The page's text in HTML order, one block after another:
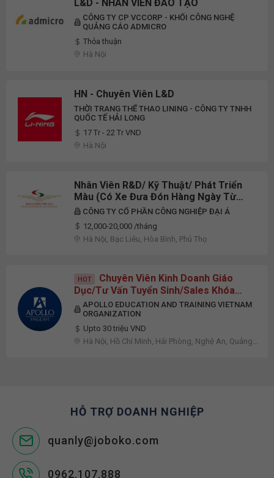
L&D - NHÂN VIÊN ĐÀO TẠO
CÔNG TY CP VCCORP - KHỐI CÔNG NGHỆ
QUẢNG CÁO ADMICRO
Thỏa thuận
Hà Nội
HN - Chuyên Viên L&D
THỜI TRANG THỂ THAO LINING - CÔNG TY TNHH
QUỐC TẾ HẢI LONG
17 Tr - 22 Tr VND
Hà Nội
Nhân Viên R&D/ Kỹ Thuật/ Phát Triển
Màu (Có Xe Đưa Đón Hàng Ngày Từ
Văn Phòng Hà Nội)
CÔNG TY CỔ PHẦN CÔNG NGHIỆP ĐẠI Á
12,000-20,000 /tháng
Hà Nội, Bạc Liêu, Hòa Bình, Phú Thọ
HOT
Chuyên Viên Kinh Doanh Giáo
Dục/Tư Vấn Tuyển Sinh/Sales Khóa
Học - Data Sẵn | Thu Nhập Upto 30M
APOLLO EDUCATION AND TRAINING VIETNAM
ORGANIZATION
Upto 30 triệu VND
Hà Nội, Hồ Chí Minh, Hải Phòng, Nghệ An, Quảng
HỖ TRỢ DOANH NGHIỆP
quanly@joboko.com
0962.107.888